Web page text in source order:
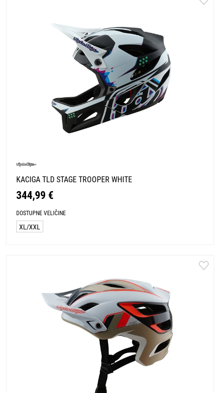
KACIGA TLD STAGE TROOPER WHITE
344,99 €
DOSTUPNE VELIČINE
XL/XXL